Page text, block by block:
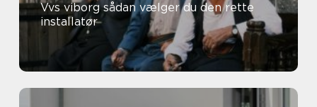
Vvs viborg sådan vælger du den rette
installatør